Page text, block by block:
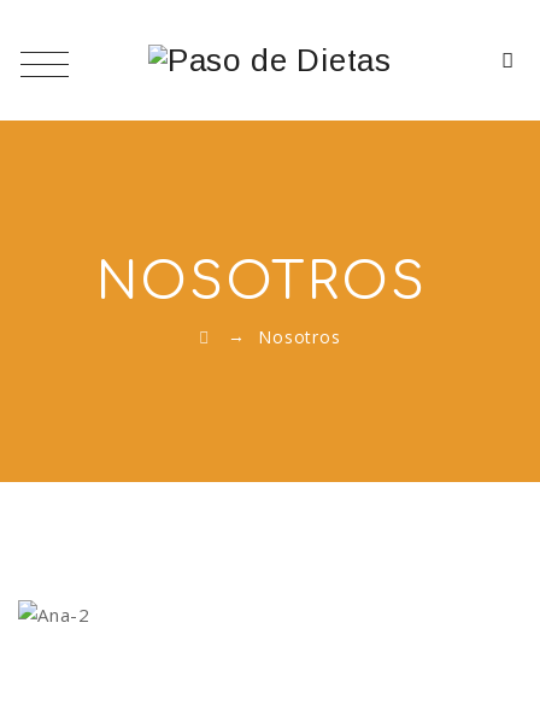
NOSOTROS
→ Nosotros